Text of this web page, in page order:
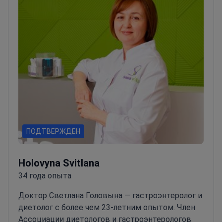
ПОДТВЕРЖДЕН
Holovyna Svitlana
34 года опыта
Доктор Светлана Головына — гастроэнтеролог и
диетолог с более чем 23-летним опытом. Член
Ассоциации диетологов и гастроэнтерологов